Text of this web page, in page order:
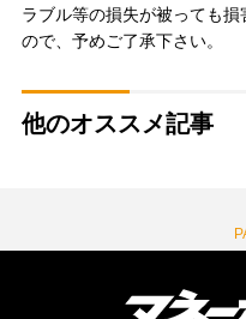
ラブル等の損失が被っても
ので、予めご了承下さい。
他のオススメ記事